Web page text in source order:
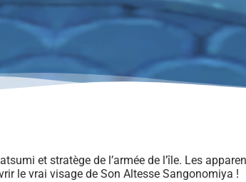
et stratège de l’armée de l’île. Les
le vrai visage de Son Altesse Sangonomiya !